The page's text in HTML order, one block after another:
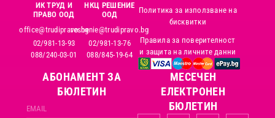
ИК ТРУД И
ПРАВО ООД
office@trudipravo.bg
02/981-13-93
088/240-03-01
НКЦ РЕШЕНИЕ
ООД
reshenie@trudipravo.bg
02/981-13-76
088/845-19-64
Политика за използване на
бисквитки
Правила за поверителност
и защита на личните данни
АБОНАМЕНТ ЗА
БЮЛЕТИН
MЕСЕЧЕН
ЕЛЕКТРОНЕН
БЮЛЕТИН